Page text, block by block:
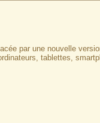
par une nouvelle
tablettes,